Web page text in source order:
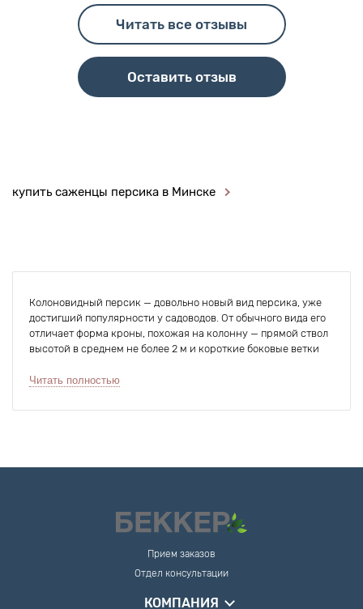
Читать все отзывы
Оставить отзыв
купить саженцы персика в Минске
Колоновидный персик — довольно новый вид персика, уже
достигший популярности у садоводов. От обычного вида его
отличает форма кроны, похожая на колонну — прямой ствол
высотой в среднем не более 2 м и короткие боковые ветки
близко к стволу, практически прилипая к нему.
Достоинства колоновидного персика
требуется много места для выращивания.
Рано вступает в плодоношение (примерно на
значительной урожайности (около 7 кг с
дерева в первые годы).
Может использоваться для декоративного
Читать полностью
Прием заказов
Отдел консультации
КОМПАНИЯ